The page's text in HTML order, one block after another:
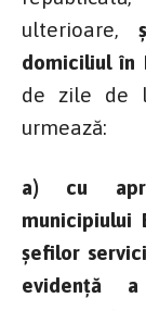
ulterioare,
domiciliul în
de zile de
urmează:
a) cu
municipiului
șefilor
evidență